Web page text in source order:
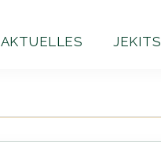
AKTUELLES JEKITS